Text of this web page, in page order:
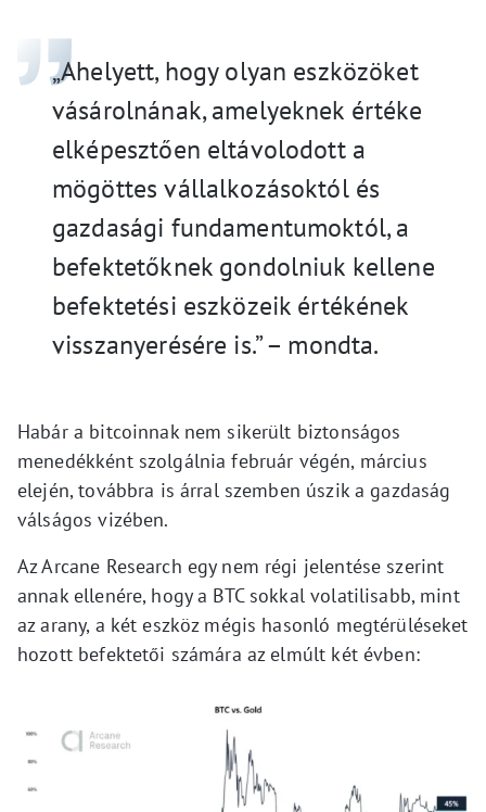
„Ahelyett, hogy olyan eszközöket
vásárolnának, amelyeknek értéke
elképesztően eltávolodott a
mögöttes vállalkozásoktól és
gazdasági fundamentumoktól, a
befektetőknek gondolniuk kellene
befektetési eszközeik értékének
visszanyerésére is.” – mondta.
Habár a bitcoinnak nem sikerült biztonságos
menedékként szolgálnia február végén, március
elején, továbbra is árral szemben úszik a gazdaság
válságos vizében.
Az Arcane Research egy nem régi jelentése szerint
annak ellenére, hogy a BTC sokkal volatilisabb, mint
az arany, a két eszköz mégis hasonló megtérüléseket
hozott befektetői számára az elmúlt két évben: